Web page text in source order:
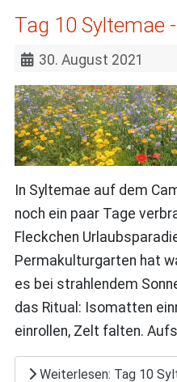
Tag 10 Syltemae
30. August 2021
In Syltemae auf dem
noch ein paar Tage
Fleckchen
Permakulturgarten hat
es bei strahlendem
das Ritual: Isomatten
einrollen, Zelt falten.
Weiterlesen: Tag 10